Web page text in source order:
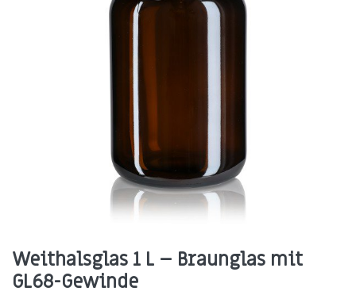
Weithalsglas 1 L – Braunglas mit
GL68-Gewinde